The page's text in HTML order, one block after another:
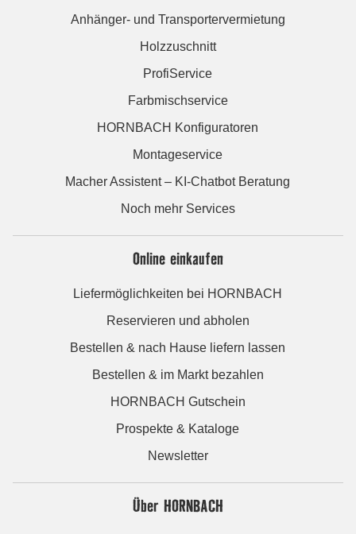
Anhänger- und Transportervermietung
Holzzuschnitt
ProfiService
Farbmischservice
HORNBACH Konfiguratoren
Montageservice
Macher Assistent – KI-Chatbot Beratung
Noch mehr Services
Online einkaufen
Liefermöglichkeiten bei HORNBACH
Reservieren und abholen
Bestellen & nach Hause liefern lassen
Bestellen & im Markt bezahlen
HORNBACH Gutschein
Prospekte & Kataloge
Newsletter
Über HORNBACH